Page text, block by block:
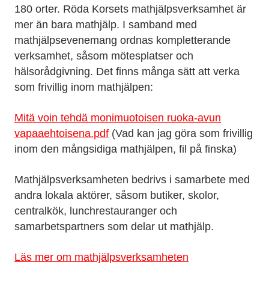
180 orter. Röda Korsets mathjälpsverksamhet är
mer än bara mathjälp. I samband med
mathjälpsevenemang ordnas kompletterande
verksamhet, såsom mötesplatser och
hälsorådgivning. Det finns många sätt att verka
som frivillig inom mathjälpen:
Mitä voin tehdä monimuotoisen ruoka-avun
vapaaehtoisena.pdf (Vad kan jag göra som frivillig
inom den mångsidiga mathjälpen, fil på finska)
Mathjälpsverksamheten bedrivs i samarbete med
andra lokala aktörer, såsom butiker, skolor,
centralkök, lunchrestauranger och
samarbetspartners som delar ut mathjälp.
Läs mer om mathjälpsverksamheten